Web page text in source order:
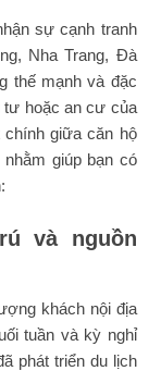
sự cạnh tranh
Nha Trang, Đà
thế mạnh và đặc
tư hoặc an cư của
giữa căn hộ
giúp bạn có
và nguồn
khách nội địa
tuần và kỳ nghỉ
phát triển du lịch